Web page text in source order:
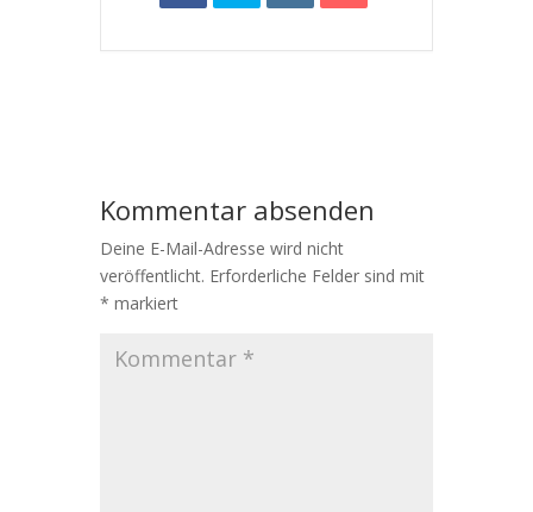
Kommentar absenden
Deine E-Mail-Adresse wird nicht
veröffentlicht. Erforderliche Felder sind mit
* markiert